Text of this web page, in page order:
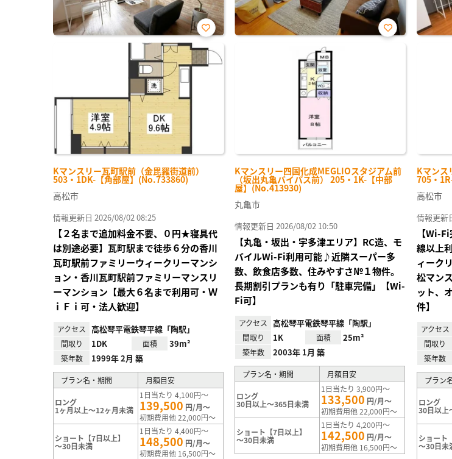
Kマンスリー瓦町駅前（金毘羅街道前）
503・1DK-【角部屋】(No.733860)
お気
に入
録
高松市
情報更新日 2026/08/02 08:25
【２名まで追加料金不要、０円★寝具代
は別途必要】瓦町駅まで徒歩６分の香川
瓦町駅前ファミリーウィークリーマンシ
ョン・香川瓦町駅前ファミリーマンスリ
ーマンション【最大６名まで利用可・Ｗ
ｉＦｉ可・法人歓迎】
アクセス 高松琴平電鉄琴平線「陶駅」
間取り 1DK 面積 39m²
築年数 1999年 2月 築
プラン名・期間 月額目安
ロング
1ヶ月以上～12ヶ月未満
1日当たり 4,100円～
139,500 円/月～
初期費用他 22,000円～
ショート【7日以上】
～30日未満
1日当たり 4,400円～
148,500 円/月～
初期費用他 16,500円～
Kマンスリー四国化成MEGLIOスタジアム前
（坂出丸亀バイパス前） 205・1K-【中部
屋】(No.413930)
お気
丸亀市
情報更新日 2026/08/02 10:50
【丸亀・坂出・宇多津エリア】RC造、モ
バイルWi-Fi利用可能♪近隣スーパー多
数、飲食店多数、住みやすさ№１物件。
長期割引プランも有り「駐車完備」【Wi-
Fi可】
アクセス 高松琴平電鉄琴平線「陶駅」
間取り 1K 面積 25m²
築年数 2003年 1月 築
プラン名・期間 月額目安
ロング
30日以上～365日未満
1日当たり 3,900円～
133,500 円/月～
初期費用他 22,000円～
ショート【7日以上】
～30日未満
1日当たり 4,200円～
142,500 円/月～
初期費用他 16,500円～
Kマンス
705・
高松市
情報更新
【Wi-
線以上
ィーク
松マン
ット、
件】
アクセス
間取り
築年数
プラン
ロング
30日以上
ショート
～30日未